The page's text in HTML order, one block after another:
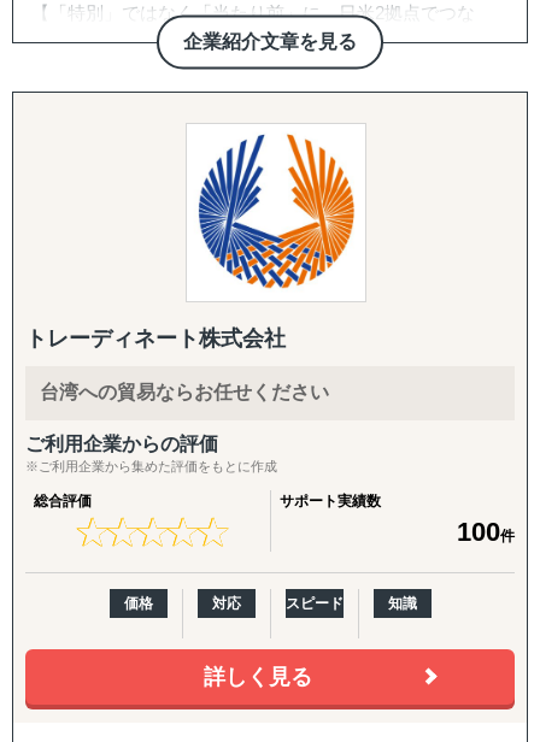
↳ 現地法人・オフショア法人の設立、登記、銀行口座開設
までをワンストップで代行
『ビザスル｜海外ビザ取得サポート』
↳ 就労ビザ・長期滞在ビザなど、進出・移住に必要なビザ
取得を現地連携でサポート
------------------------------------
◆以下は個別施策として各専門家チームが対応します。
『市場把握TEAM』
目的：海外現地を理解し、事業の成功可能性を高める
↳ 競合調査
↳ 現地視察の企画・アテンド
『集客活動チーム』
目的：海外現地で“売れる”ためのマーケティング活動を確
立する
↳ 多言語サイト制作
↳ 広告運用（Google／Meta など）
↳ インフルエンサー施策
↳ 画像・動画コンテンツ制作
企業紹介文章を見る
【「特別」ではなく「当たり前」に。日米2拠点でつな
ぐ、伴走型の海外進出支援】
株式会社グロスペリティは、**「海外進出の成功を"特
別"ではなく"当たり前"にする」**ことをミッションに掲
げ、日本企業の海外展開を構想段階から実行・継続フェー
ズまで一気通貫で支援する海外ビジネス支援会社です。福
岡本社・東京オフィスに加え、米国ロサンゼルスに現地法
人、オレゴンとLAに物流・在庫拠点を有し、日本側の戦略
立案と米国現地での実行を、同じチームでシームレスにつ
なぐ体制を強みとしています。
年間約50社、累計100社以上の日本企業の海外進出をご支
援。食品・日用品・キッチン用品・伝統工芸品・スポーツ
ます。「英語ができない」「輸出経験がない」中小企業の
してご相談いただけます。
【こんなお悩みをお持ちの企業さまへ】
・海外展開に興味はあるが、「どの国に・何を・どうやっ
て」売るかの方向性が定まっていない
・現地に売り込む営業リソース・ノウハウが社内にない
・自社に合うパートナー・代理店をどう探せばよいかわか
らない
・Amazon USや越境ECに出したいが、出品・運用のノウ
ハウがない
トレーディネート株式会社
台湾への貿易ならお任せください
ご利用企業からの評価
※ご利用企業から集めた評価をもとに作成
総合評価
★★★★★
★★★★★
サポート実績数
100件
価格 対応 スピード 知識
詳しく見る